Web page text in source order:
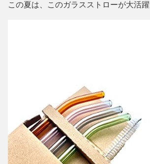
この夏は、このガラスストローが大活躍